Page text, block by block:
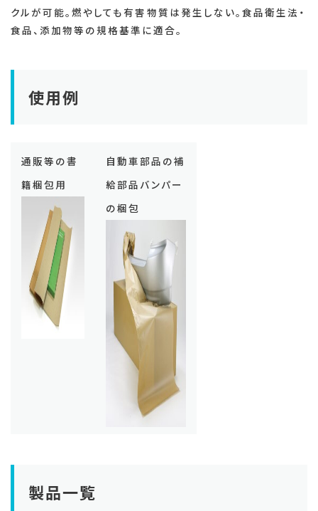
クルが可能。燃やしても有害物質は発生しない。食品衛生法・
食品、添加物等の規格基準に適合。
使用例
通販等の書
籍梱包用
自動車部品の補
給部品バンパー
の梱包
製品一覧